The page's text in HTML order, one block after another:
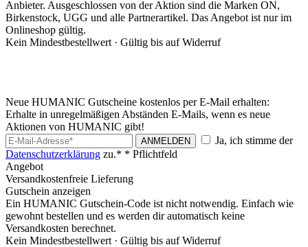
Anbieter. Ausgeschlossen von der Aktion sind die Marken ON,
Birkenstock, UGG und alle Partnerartikel. Das Angebot ist nur im
Onlineshop gültig.
Kein Mindestbestellwert · Gültig bis auf Widerruf
Neue HUMANIC Gutscheine kostenlos per E-Mail erhalten:
Erhalte in unregelmäßigen Abständen E-Mails, wenn es neue
Aktionen von HUMANIC gibt!
ANMELDEN
Ja, ich stimme der
Datenschutzerklärung zu.* * Pflichtfeld
Angebot
Versandkostenfreie Lieferung
Gutschein anzeigen
Ein HUMANIC Gutschein-Code ist nicht notwendig. Einfach wie
gewohnt bestellen und es werden dir automatisch keine
Versandkosten berechnet.
Kein Mindestbestellwert · Gültig bis auf Widerruf